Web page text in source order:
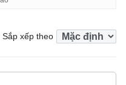
Sắp xếp theo